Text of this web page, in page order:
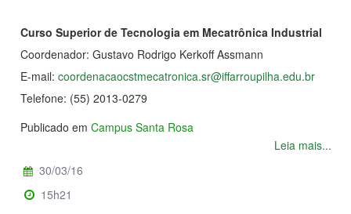
Curso Superior de Tecnologia em Mecatrônica Industrial
Coordenador: Gustavo Rodrigo Kerkoff Assmann
E-mail: coordenacaocstmecatronica.sr@iffarroupilha.edu.br
Telefone: (55) 2013-0279
Publicado em Campus Santa Rosa
Leia mais...
30/03/16
15h21